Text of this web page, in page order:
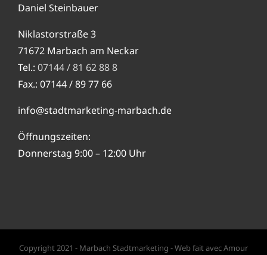
Daniel Steinbauer
Niklastorstraße 3
71672 Marbach am Neckar
Tel.: 07144 / 81 62 88 8
Fax.: 07144 / 89 77 66
info@stadtmarketing-marbach.de
Öffnungszeiten:
Donnerstag 9:00 – 12:00 Uhr
Copyright 2021 - Marbach Stadtmarketing - Web fait avec Amour